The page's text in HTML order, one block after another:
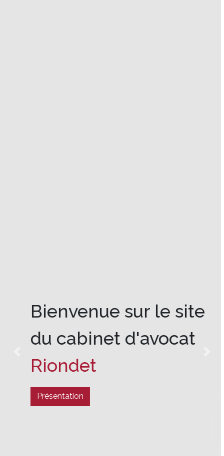
Préjudice corporel
Vous souhaitez faire valoir vos droits
?
Nous contacter
Previous